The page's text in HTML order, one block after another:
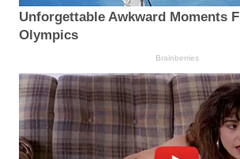
Unforgettable Awkward Moments
Olympics
Brainberries